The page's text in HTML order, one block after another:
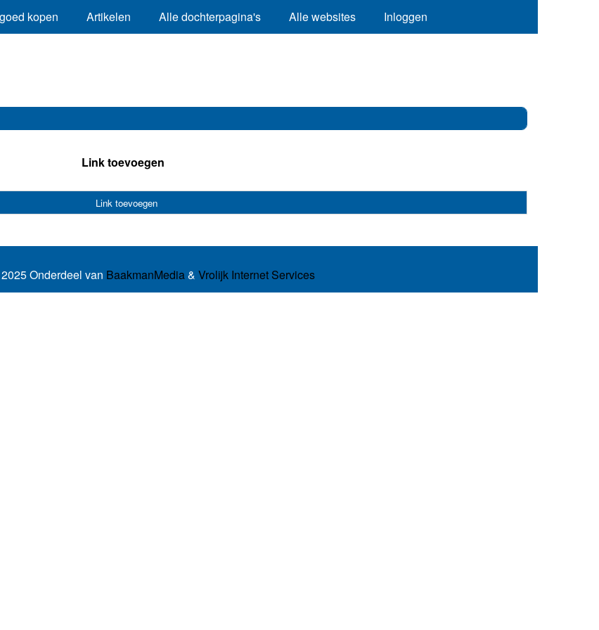
kopen Artikelen Alle dochterpagina's Alle websites Inloggen
Link toevoegen
Link toevoegen
Onderdeel van BaakmanMedia& Vrolijk Internet Services